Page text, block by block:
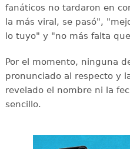
fanáticos no tardaron en
la más viral, se pasó",
lo tuyo" y "no más falta
Por el momento, ninguna
pronunciado al respecto y
revelado el nombre ni la
sencillo.